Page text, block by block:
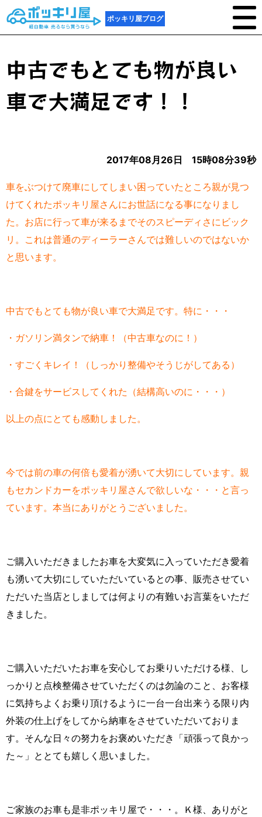
ポッキリ屋ブログ
中古でもとても物が良い
車で大満足です！！
2017年08月26日 15時08分39秒
車をぶつけて廃車にしてしまい困っていたところ親が見つ
けてくれたポッキリ屋さんにお世話になる事になりまし
た。お店に行って車が来るまでそのスピーディさにビック
リ。これは普通のディーラーさんでは難しいのではないか
と思います。
中古でもとても物が良い車で大満足です。特に・・・
・ガソリン満タンで納車！（中古車なのに！）
・すごくキレイ！（しっかり整備やそうじがしてある）
・合鍵をサービスしてくれた（結構高いのに・・・）
以上の点にとても感動しました。
今では前の車の何倍も愛着が湧いて大切にしています。親
もセカンドカーをポッキリ屋さんで欲しいな・・・と言っ
ています。本当にありがとうございました。
ご購入いただきましたお車を大変気に入っていただき愛着
も湧いて大切にしていただいているとの事、販売させてい
ただいた当店としましては何よりの有難いお言葉をいただ
きました。
ご購入いただいたお車を安心してお乗りいただける様、し
っかりと点検整備させていただくのは勿論のこと、お客様
に気持ちよくお乗り頂けるように一台一台出来うる限り内
外装の仕上げをしてから納車をさせていただいておりま
す。そんな日々の努力をお褒めいただき「頑張って良かっ
た～」ととても嬉しく思いました。
ご家族のお車も是非ポッキリ屋で・・・。Ｋ様、ありがと